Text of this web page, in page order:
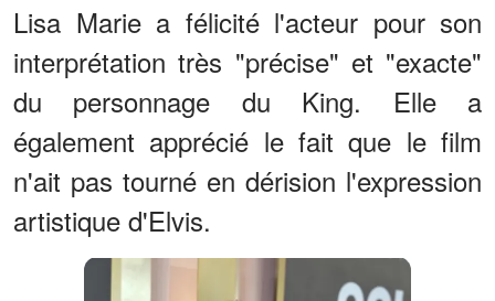
Lisa Marie a félicité l'acteur pour son
interprétation très "précise" et "exacte"
du personnage du King. Elle a
également apprécié le fait que le film
n'ait pas tourné en dérision l'expression
artistique d'Elvis.